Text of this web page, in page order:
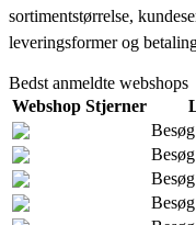
sortimentstørrelse,
leveringsformer og
Bedst anmeldte webshops
Webshop Stjerner